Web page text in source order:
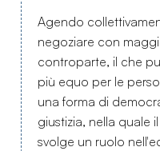
Agendo
negoziare con
controparte, il che
più equo per le
una forma di
giustizia, nella quale
svolge un ruolo